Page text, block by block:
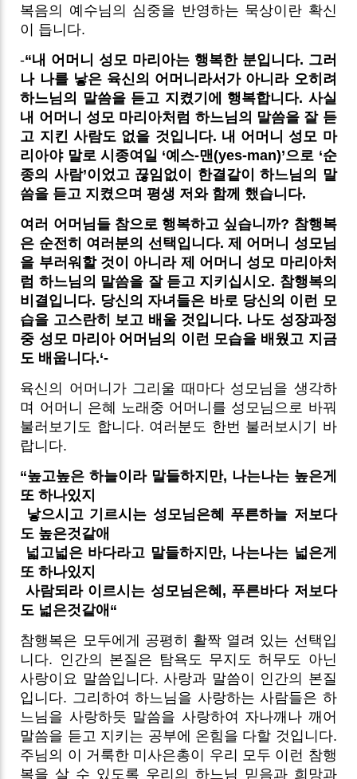
복음의 예수님의 심중을 반영하는 묵상이란 확신
이 듭니다.
-“내 어머니 성모 마리아는 행복한 분입니다. 그러
나 나를 낳은 육신의 어머니라서가 아니라 오히려
하느님의 말씀을 듣고 지켰기에 행복합니다. 사실
내 어머니 성모 마리아처럼 하느님의 말씀을 잘 듣
고 지킨 사람도 없을 것입니다. 내 어머니 성모 마
리아야 말로 시종여일 ‘예스-맨(yes-man)’으로 ‘순
종의 사람’이었고 끊임없이 한결같이 하느님의 말
씀을 듣고 지켰으며 평생 저와 함께 했습니다.
여러 어머님들 참으로 행복하고 싶습니까? 참행복
은 순전히 여러분의 선택입니다. 제 어머니 성모님
을 부러워할 것이 아니라 제 어머니 성모 마리아처
럼 하느님의 말씀을 잘 듣고 지키십시오. 참행복의
비결입니다. 당신의 자녀들은 바로 당신의 이런 모
습을 고스란히 보고 배울 것입니다. 나도 성장과정
중 성모 마리아 어머님의 이런 모습을 배웠고 지금
도 배웁니다.‘-
육신의 어머니가 그리울 때마다 성모님을 생각하
며 어머니 은혜 노래중 어머니를 성모님으로 바꿔
불러보기도 합니다. 여러분도 한번 불러보시기 바
랍니다.
“높고높은 하늘이라 말들하지만, 나는나는 높은게
또 하나있지
낳으시고 기르시는 성모님은혜 푸른하늘 저보다
도 높은것같애
넓고넓은 바다라고 말들하지만, 나는나는 넓은게
또 하나있지
사람되라 이르시는 성모님은혜, 푸른바다 저보다
도 넓은것같애“
참행복은 모두에게 공평히 활짝 열려 있는 선택입
니다. 인간의 본질은 탐욕도 무지도 허무도 아닌
사랑이요 말씀입니다. 사랑과 말씀이 인간의 본질
입니다. 그리하여 하느님을 사랑하는 사람들은 하
느님을 사랑하듯 말씀을 사랑하여 자나깨나 깨어
말씀을 듣고 지키는 공부에 온힘을 다할 것입니다.
주님의 이 거룩한 미사은총이 우리 모두 이런 참행
복을 살 수 있도록 우리의 하느님 믿음과 희망과